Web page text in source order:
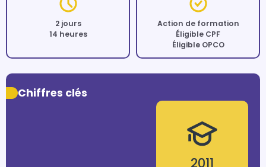
2 jours
14 heures
Action de formation
Éligible CPF
Éligible OPCO
Chiffres clés
2011